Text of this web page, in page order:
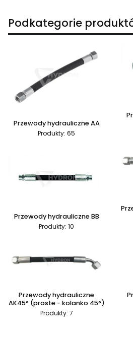
Podkategorie
Przewody hydrauliczne AA
Produkty: 65
Przewody hydrauliczne BB
Produkty: 10
Przewody hydrauliczne
AK45° (proste - kolanko 45°)
Produkty: 7